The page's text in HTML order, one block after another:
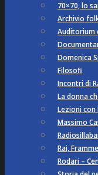
70×70, lo
Archivio
Auditorium
Domenica
Filosofi
Incontri di
La donna
Lezioni con
Massimo
Rai,
Rodari –